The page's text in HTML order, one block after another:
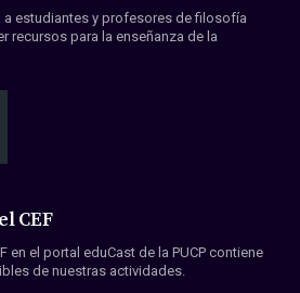
a estudiantes y profesores de filosofía
recursos para la enseñanza de la
CEF
en el portal eduCast de la PUCP contiene
de nuestras actividades.